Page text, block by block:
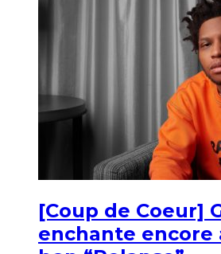
[Coup de Coeur]
enchante encore